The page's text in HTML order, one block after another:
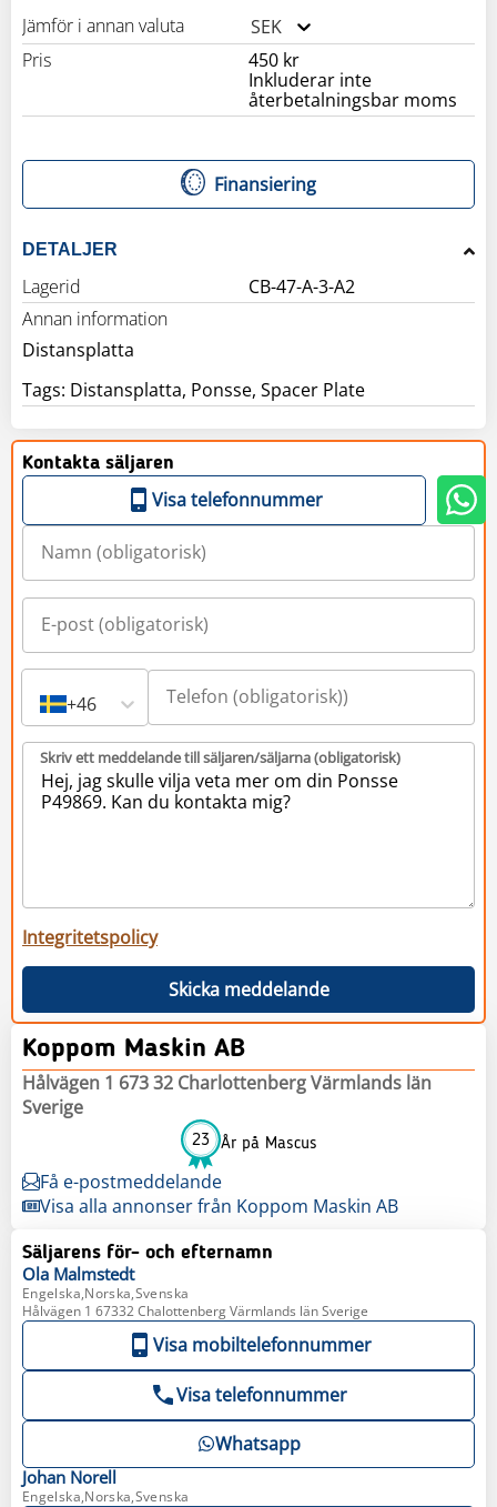
Jämför i annan valuta
SEK
Pris
450 kr
Inkluderar inte
återbetalningsbar moms
Finansiering
DETALJER
Lagerid
CB-47-A-3-A2
Annan information
Distansplatta
Tags: Distansplatta, Ponsse, Spacer Plate
Kontakta säljaren
Visa telefonnummer
+46
Skriv ett meddelande till säljaren/säljarna (obligatorisk)
Integritetspolicy
Skicka meddelande
Koppom Maskin AB
Hålvägen 1 673 32 Charlottenberg Värmlands län
Sverige
23 År på Mascus
Få e-postmeddelande
Visa alla annonser från Koppom Maskin AB
Säljarens för- och efternamn
Ola Malmstedt
Engelska,Norska,Svenska
Hålvägen 1 67332 Chalottenberg Värmlands län Sverige
Visa mobiltelefonnummer
Visa telefonnummer
Whatsapp
Johan Norell
Engelska,Norska,Svenska